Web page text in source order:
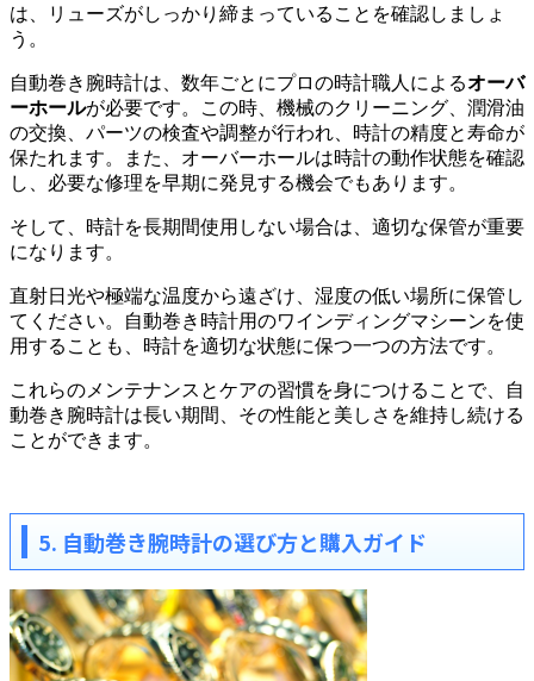
は、リューズがしっかり締まっていることを確認しましょ
う。
自動巻き腕時計は、数年ごとにプロの時計職人によるオーバ
ーホールが必要です。この時、機械のクリーニング、潤滑油
の交換、パーツの検査や調整が行われ、時計の精度と寿命が
保たれます。また、オーバーホールは時計の動作状態を確認
し、必要な修理を早期に発見する機会でもあります。
そして、時計を長期間使用しない場合は、適切な保管が重要
になります。
直射日光や極端な温度から遠ざけ、湿度の低い場所に保管し
てください。自動巻き時計用のワインディングマシーンを使
用することも、時計を適切な状態に保つ一つの方法です。
これらのメンテナンスとケアの習慣を身につけることで、自
動巻き腕時計は長い期間、その性能と美しさを維持し続ける
ことができます。
5. 自動巻き腕時計の選び方と購入ガイド